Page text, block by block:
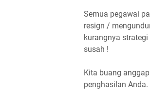
Semua pegawai
resign /
kurangnya
susah !
Kita buang
penghasilan Anda.